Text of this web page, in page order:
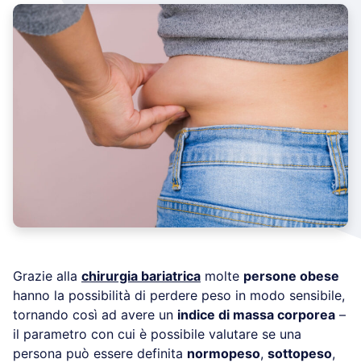
Grazie alla chirurgia bariatrica molte persone obese
hanno la possibilità di perdere peso in modo sensibile,
tornando così ad avere un indice di massa corporea –
il parametro con cui è possibile valutare se una
persona può essere definita normopeso, sottopeso,